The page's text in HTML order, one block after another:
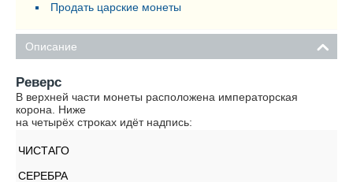
Продать царские монеты
Описание
Реверс
В верхней части монеты расположена императорская
корона. Ниже
на четырёх строках идёт надпись:
ЧИСТАГО
СЕРЕБРА